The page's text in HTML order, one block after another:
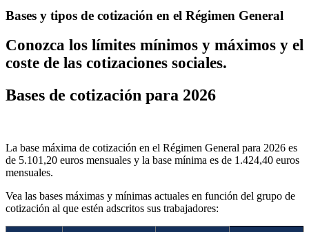
Bases y tipos de cotización en el Régimen General
Conozca los límites mínimos y máximos y el
coste de las cotizaciones sociales.
Bases de cotización para 2026
La base máxima de cotización en el Régimen General para 2026 es
de 5.101,20 euros mensuales y la base mínima es de 1.424,40 euros
mensuales.
Vea las bases máximas y mínimas actuales en función del grupo de
cotización al que estén adscritos sus trabajadores: